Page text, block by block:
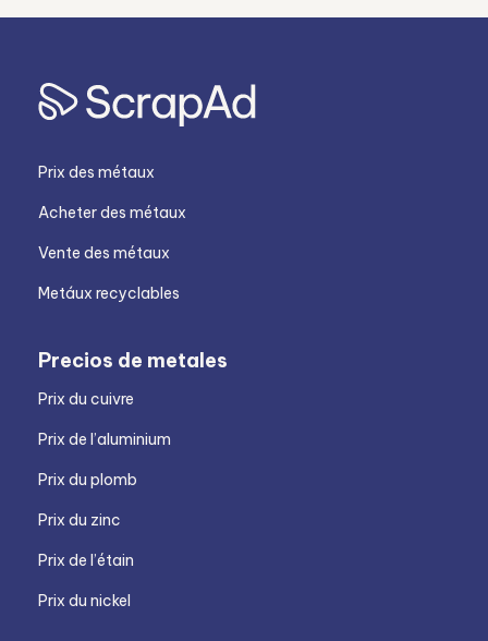
Prix des métaux
Acheter des métaux
Vente des métaux
Metáux recyclables
Precios de metales
Prix du cuivre
Prix de l’aluminium
Prix du plomb
Prix du zinc
Prix de l’étain
Prix du nickel